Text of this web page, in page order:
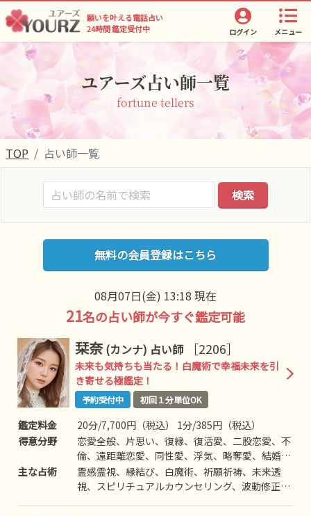
メニュー
願いを叶える電話占い
24時間 鑑定受付中
ログイン
ユアーズ占い師一覧
fortune tellers
TOP 占い師一覧
検索
無料の会員登録はこちら
08月07日(金) 13:18 現在
21名の占い師が今すぐ鑑定可能
栞奈 (カンナ) 占い師 ［2206］
未来も気持ちも当たる！白魔術で幸福未来を引
き寄せる極鑑定！
予約受付中 初回１分単位OK
鑑定料金
20分/7,700円（税込） 1分/385円（税込）
得意分野
恋愛全般、片思い、復縁、復活愛、二股恋愛、不
倫、遠距離恋愛、同性愛、浮気、略奪愛、結婚、
離婚、夫婦問題、家族/家庭問題、親子、育児、
教育、介護、人間関係、仕事全般、適職、経営、
主な占術
霊感霊視、縁結び、白魔術、祈願祈祷、未来透
視、スピリチュアルカウンセリング、波動修正、